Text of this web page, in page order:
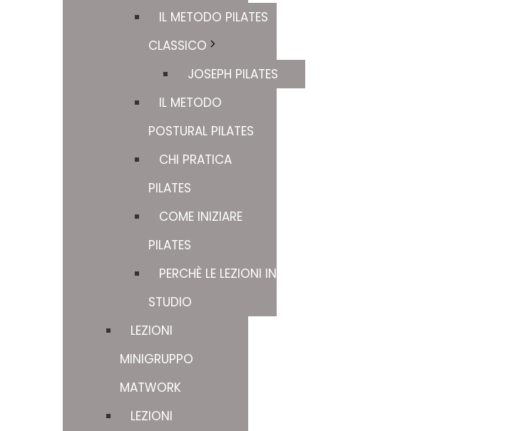
IL METODO PILATES
CLASSICO
JOSEPH PILATES
IL METODO
POSTURAL PILATES
CHI PRATICA
PILATES
COME INIZIARE
PILATES
PERCHÈ LE LEZIONI IN
STUDIO
LEZIONI
MINIGRUPPO
MATWORK
LEZIONI